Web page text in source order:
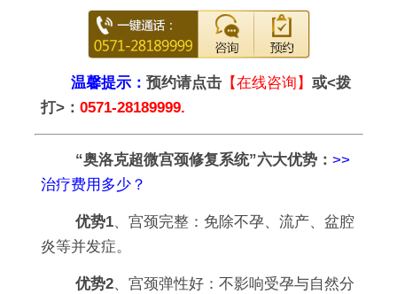
温馨提示： 预约请点击【在线咨询】 或<拨
打>： 0571-28189999.
“奥洛克超微宫颈修复系统”六大优势： >>
治疗费用多少？
优势1、宫颈完整：免除不孕、流产、盆腔
炎等并发症。
优势2、宫颈弹性好：不影响受孕与自然分